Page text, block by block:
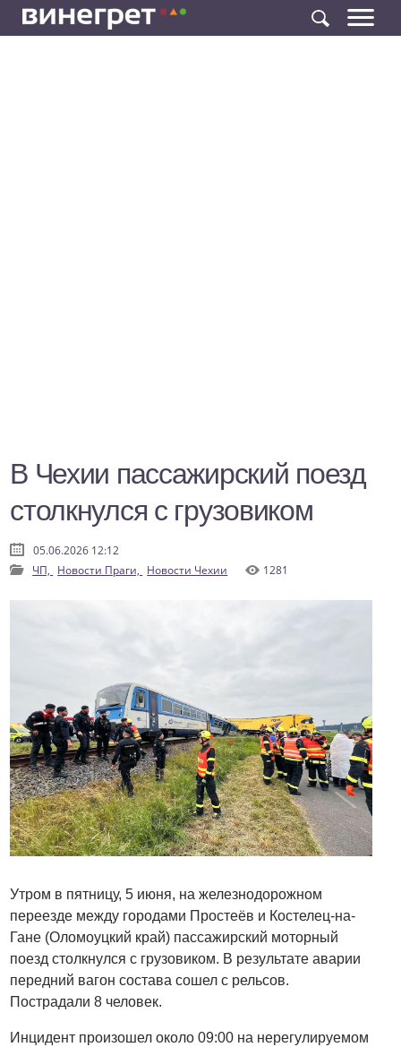
В Чехии пассажирский поезд
столкнулся с грузовиком
05.06.2026 12:12
ЧП, Новости Праги, Новости Чехии 1281
Утром в пятницу, 5 июня, на железнодорожном
переезде между городами Простеёв и Костелец-на-
Гане (Оломоуцкий край) пассажирский моторный
поезд столкнулся с грузовиком. В результате аварии
передний вагон состава сошел с рельсов.
Пострадали 8 человек.
Инцидент произошел около 09:00 на нерегулируемом